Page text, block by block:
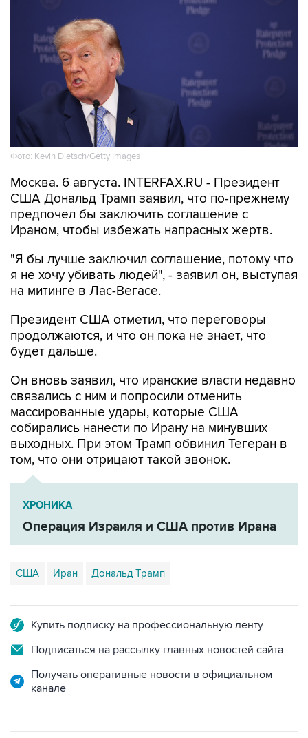
Фото: Kevin Dietsch/Getty Images
Москва. 6 августа. INTERFAX.RU - Президент
США Дональд Трамп заявил, что по-прежнему
предпочел бы заключить соглашение с
Ираном, чтобы избежать напрасных жертв.
"Я бы лучше заключил соглашение, потому что
я не хочу убивать людей", - заявил он, выступая
на митинге в Лас-Вегасе.
Президент США отметил, что переговоры
продолжаются, и что он пока не знает, что
будет дальше.
Он вновь заявил, что иранские власти недавно
связались с ним и попросили отменить
массированные удары, которые США
собирались нанести по Ирану на минувших
выходных. При этом Трамп обвинил Тегеран в
том, что они отрицают такой звонок.
ХРОНИКА
Операция Израиля и США против Ирана
США Иран Дональд Трамп
Купить подписку на профессиональную ленту
Подписаться на рассылку главных новостей сайта
Получать оперативные новости в официальном
канале